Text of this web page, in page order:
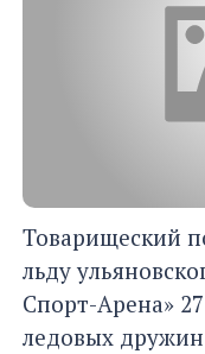
Товарищеский
льду
Спорт-Арена»
ледовых дружин